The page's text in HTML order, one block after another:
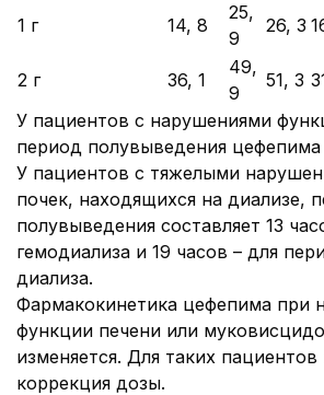
1 г 14, 8
25,
9
26, 3
2 г 36, 1
49,
9
51, 3
У пациентов с нарушениями
период полувыведения цефепима
У пациентов с тяжелыми
почек, находящихся на диализе,
полувыведения составляет 13
гемодиализа и 19 часов – для
диализа.
Фармакокинетика цефепима при
функции печени или
изменяется. Для таких
коррекция дозы.